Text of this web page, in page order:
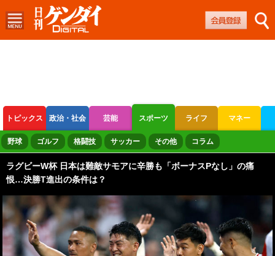
トピックス 政治・社会 芸能 スポーツ ライフ マネー
ボートレース 競輪 オートレース
野球 ゴルフ 格闘技 サッカー その他 コラム
ラグビーW杯 日本は難敵サモアに辛勝も「ボーナスPなし」の痛
恨…決勝T進出の条件は？